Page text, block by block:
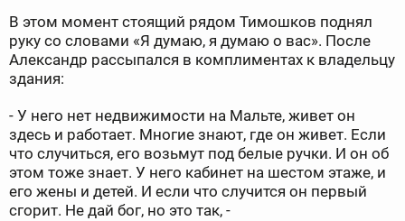
В этом момент стоящий рядом Тимошков поднял
руку со словами «Я думаю, я думаю о вас». После
Александр рассыпался в комплиментах к владельцу
здания:
- У него нет недвижимости на Мальте, живет он
здесь и работает. Многие знают, где он живет. Если
что случиться, его возьмут под белые ручки. И он об
этом тоже знает. У него кабинет на шестом этаже, и
его жены и детей. И если что случится он первый
сгорит. Не дай бог, но это так, -